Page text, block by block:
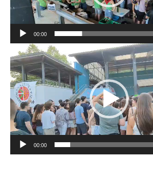
00:00
Bideo
erreproduzigailua
00:00